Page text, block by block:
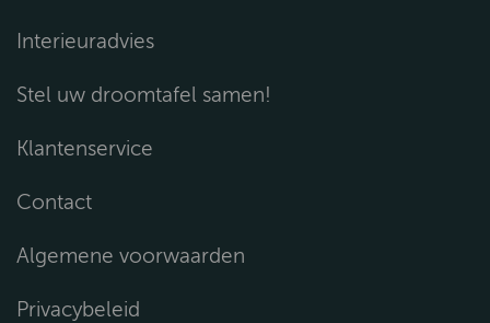
Interieuradvies
Stel uw droomtafel samen!
Klantenservice
Contact
Algemene voorwaarden
Privacybeleid